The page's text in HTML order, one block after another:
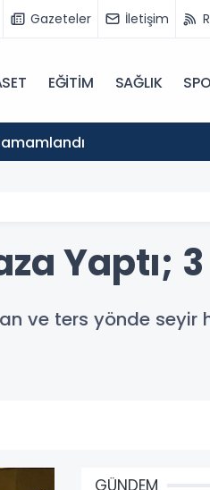
Gazeteler İletişim
EĞİTİM SAĞLIK
Yaptı; 3
ve ters yönde seyir